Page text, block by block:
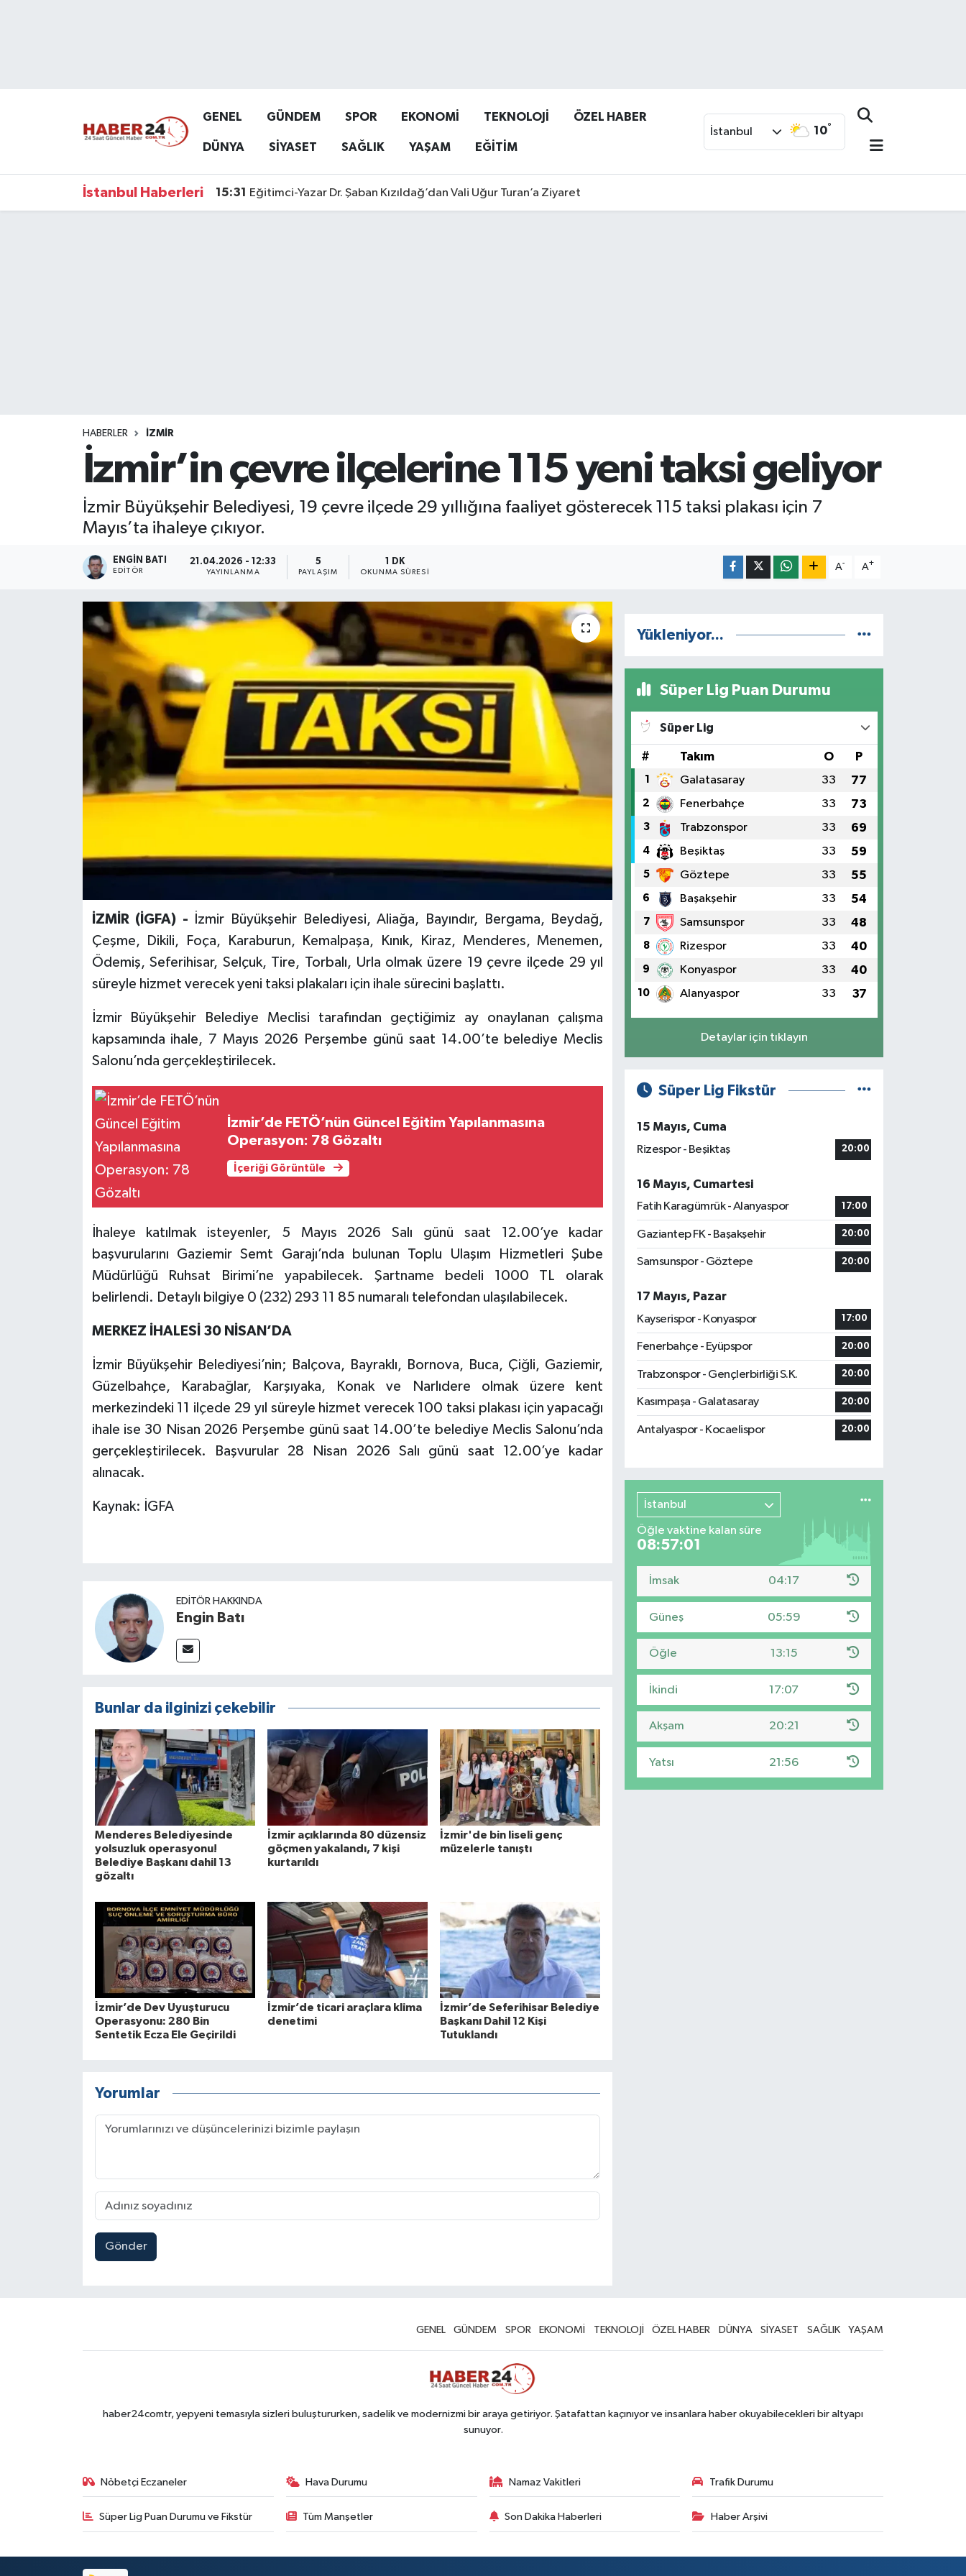
GENEL GÜNDEM SPOR EKONOMİ TEKNOLOJİ ÖZEL HABER
DÜNYA SİYASET SAĞLIK YAŞAM EĞİTİM
İstanbul 10°
İstanbul Haberleri 15:31 Eğitimci-Yazar Dr. Şaban Kızıldağ’dan Vali Uğur Turan’a Ziyaret
HABERLER İZMİR
İzmir’in çevre ilçelerine 115 yeni taksi geliyor
İzmir Büyükşehir Belediyesi, 19 çevre ilçede 29 yıllığına faaliyet gösterecek 115 taksi plakası için 7
Mayıs’ta ihaleye çıkıyor.
ENGIN BATI
EDITÖR
21.04.2026 - 12:33
YAYINLANMA
5
PAYLAŞIM
1 DK
OKUNMA SÜRESI
A- A+
İZMİR (İGFA) -
İzmir Büyükşehir Belediyesi, Aliağa, Bayındır, Bergama, Beydağ,
Çeşme, Dikili, Foça, Karaburun, Kemalpaşa, Kınık, Kiraz, Menderes, Menemen,
Ödemiş, Seferihisar, Selçuk, Tire, Torbalı, Urla olmak üzere 19 çevre ilçede 29 yıl
süreyle hizmet verecek yeni taksi plakaları için ihale sürecini başlattı.
İzmir Büyükşehir Belediye Meclisi tarafından geçtiğimiz ay onaylanan çalışma
kapsamında ihale, 7 Mayıs 2026 Perşembe günü saat 14.00’te belediye Meclis
Salonu’nda gerçekleştirilecek.
İzmir’de FETÖ’nün Güncel Eğitim Yapılanmasına
Operasyon: 78 Gözaltı
İçeriği Görüntüle
İhaleye katılmak isteyenler, 5 Mayıs 2026 Salı günü saat 12.00’ye kadar
başvurularını Gaziemir Semt Garajı’nda bulunan Toplu Ulaşım Hizmetleri Şube
Müdürlüğü Ruhsat Birimi’ne yapabilecek. Şartname bedeli 1000 TL olarak
belirlendi. Detaylı bilgiye 0 (232) 293 11 85 numaralı telefondan ulaşılabilecek.
MERKEZ İHALESİ 30 NİSAN’DA
İzmir Büyükşehir Belediyesi’nin; Balçova, Bayraklı, Bornova, Buca, Çiğli, Gaziemir,
Güzelbahçe, Karabağlar, Karşıyaka, Konak ve Narlıdere olmak üzere kent
merkezindeki 11 ilçede 29 yıl süreyle hizmet verecek 100 taksi plakası için yapacağı
ihale ise 30 Nisan 2026 Perşembe günü saat 14.00’te belediye Meclis Salonu’nda
gerçekleştirilecek. Başvurular 28 Nisan 2026 Salı günü saat 12.00’ye kadar
alınacak.
Kaynak: İGFA
EDITÖR HAKKINDA
Engin Batı
Bunlar da ilginizi çekebilir
Menderes Belediyesinde
yolsuzluk operasyonu!
Belediye Başkanı dahil 13
gözaltı
İzmir açıklarında 80 düzensiz
göçmen yakalandı, 7 kişi
kurtarıldı
İzmir'de bin liseli genç
müzelerle tanıştı
İzmir’de Dev Uyuşturucu
Operasyonu: 280 Bin
Sentetik Ecza Ele Geçirildi
İzmir’de ticari araçlara klima
denetimi
İzmir’de Seferihisar Belediye
Başkanı Dahil 12 Kişi
Tutuklandı
Yorumlar
Gönder
Yükleniyor...
Süper Lig Puan Durumu
Süper Lig
# Takım O P
1 Galatasaray 33 77
2 Fenerbahçe 33 73
3 Trabzonspor 33 69
4 Beşiktaş 33 59
5 Göztepe 33 55
6 Başakşehir 33 54
7 Samsunspor 33 48
8 Rizespor 33 40
9 Konyaspor 33 40
10 Alanyaspor 33 37
Detaylar için tıklayın
Süper Lig Fikstür
15 Mayıs, Cuma
Rizespor - Beşiktaş
20:00
16 Mayıs, Cumartesi
Fatih Karagümrük - Alanyaspor
17:00
Gaziantep FK - Başakşehir 20:00
Samsunspor - Göztepe 20:00
17 Mayıs, Pazar
Kayserispor - Konyaspor
17:00
Fenerbahçe - Eyüpspor 20:00
Trabzonspor - Gençlerbirliği S.K. 20:00
Kasımpaşa - Galatasaray 20:00
Antalyaspor - Kocaelispor 20:00
İstanbul
Öğle vaktine kalan süre
08:57:00
İmsak 04:17
Güneş 05:59
Öğle 13:15
İkindi 17:07
Akşam 20:21
Yatsı 21:56
GENEL GÜNDEM SPOR EKONOMİ TEKNOLOJİ ÖZEL HABER DÜNYA SİYASET SAĞLIK YAŞAM
haber24comtr, yepyeni temasıyla sizleri buluştururken, sadelik ve modernizmi bir araya getiriyor. Şatafattan kaçınıyor ve insanlara haber okuyabilecekleri bir altyapı
sunuyor.
Nöbetçi Eczaneler Hava Durumu Namaz Vakitleri Trafik Durumu
Süper Lig Puan Durumu ve Fikstür Tüm Manşetler Son Dakika Haberleri Haber Arşivi
Namaz Vakitleri
Süper Lig Puan Durumu ve Fikstür